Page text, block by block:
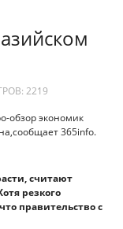
2219
обзор экономик
365info.
считают
резкого
правительство с